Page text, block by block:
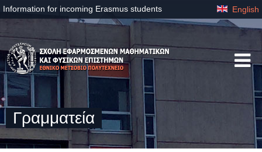
Information for incoming Erasmus students English
Γραμματεία